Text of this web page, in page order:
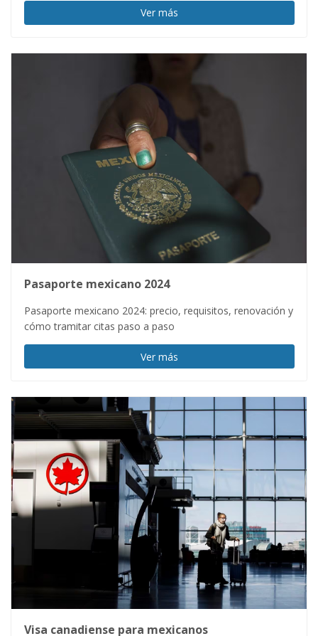
Ver más
Pasaporte mexicano 2024
Pasaporte mexicano 2024: precio, requisitos, renovación y
cómo tramitar citas paso a paso
Ver más
Visa canadiense para mexicanos